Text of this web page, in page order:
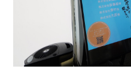
基準法、施工管理技能
質管理（現場の安全確
工程管理・原価管理（
スト管理） ・実技研修
ートや鉄筋の施工、足場の基